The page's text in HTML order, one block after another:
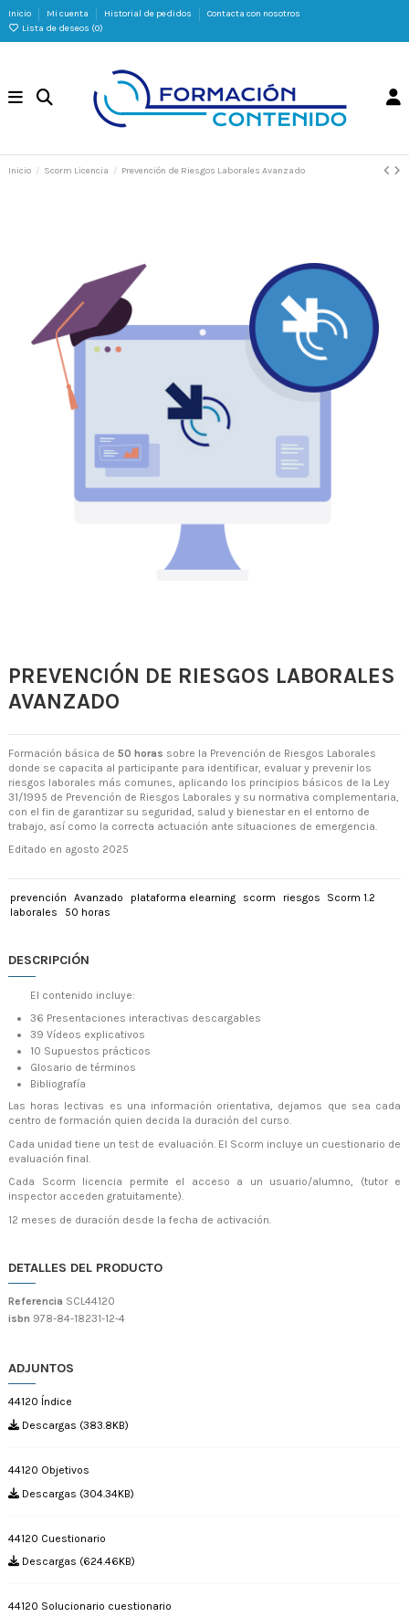
Inicio Mi cuenta Historial de pedidos
Contacta con nosotros
Lista de deseos (0)
Inicio Scorm Licencia Prevención de Riesgos Laborales Avanzado
PREVENCIÓN DE RIESGOS LABORALES
AVANZADO
Formación básica de 50 horas sobre la Prevención de Riesgos Laborales
donde se capacita al participante para identificar, evaluar y prevenir los
riesgos laborales más comunes, aplicando los principios básicos de la Ley
31/1995 de Prevención de Riesgos Laborales y su normativa complementaria,
con el fin de garantizar su seguridad, salud y bienestar en el entorno de
trabajo, así como la correcta actuación ante situaciones de emergencia.
Editado en agosto 2025
prevención Avanzado plataforma elearning scorm riesgos
Scorm 1.2
laborales
50 horas
DESCRIPCIÓN
El contenido incluye:
36 Presentaciones interactivas descargables
39 Vídeos explicativos
10 Supuestos prácticos
Glosario de términos
Bibliografía
Las horas lectivas es una información orientativa, dejamos que sea cada
centro de formación quien decida la duración del curso.
Cada unidad tiene un test de evaluación. El Scorm incluye un cuestionario de
evaluación final.
Cada Scorm licencia permite el acceso a un usuario/alumno, (tutor e
inspector acceden gratuitamente).
12 meses de duración desde la fecha de activación.
DETALLES DEL PRODUCTO
Referencia SCL44120
isbn 978-84-18231-12-4
ADJUNTOS
44120 Índice
Descargas (383.8KB)
44120 Objetivos
Descargas (304.34KB)
44120 Cuestionario
Descargas (624.46KB)
44120 Solucionario cuestionario